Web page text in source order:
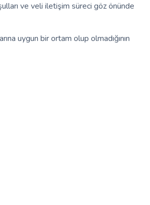
ve veli iletişim süreci göz önünde
uygun bir ortam olup olmadığının